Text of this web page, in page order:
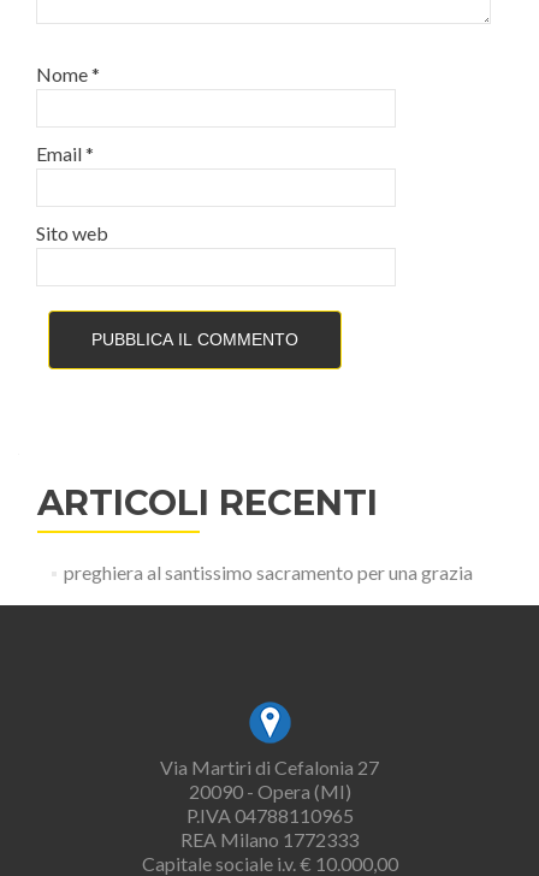
Nome*
Email*
Sito web
ARTICOLI RECENTI
preghiera al santissimo sacramento per una grazia
Via Martiri di Cefalonia 27
20090 - Opera (MI)
P.IVA 04788110965
REA Milano 1772333
Capitale sociale i.v. € 10.000,00